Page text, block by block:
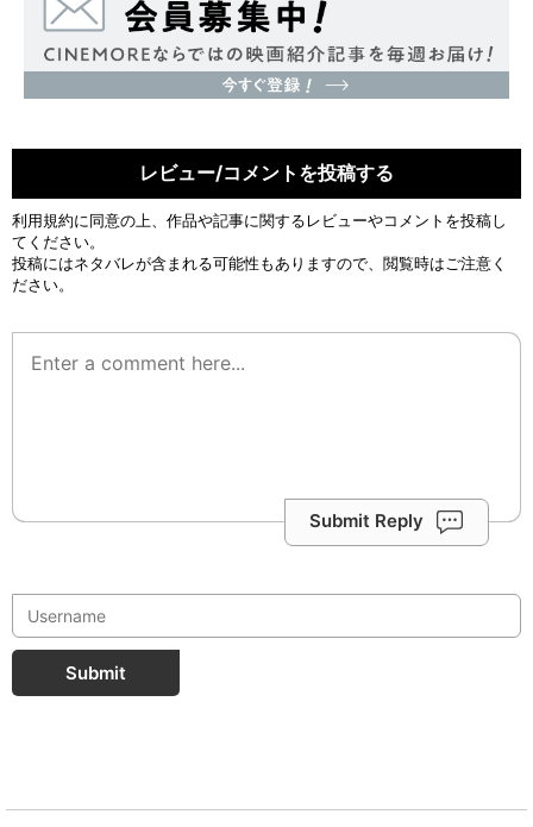
レビュー/コメントを投稿する
利用規約に同意の上、作品や記事に関するレビューやコメントを投稿し
てください。
投稿にはネタバレが含まれる可能性もありますので、閲覧時はご注意く
ださい。
Submit Reply
Submit